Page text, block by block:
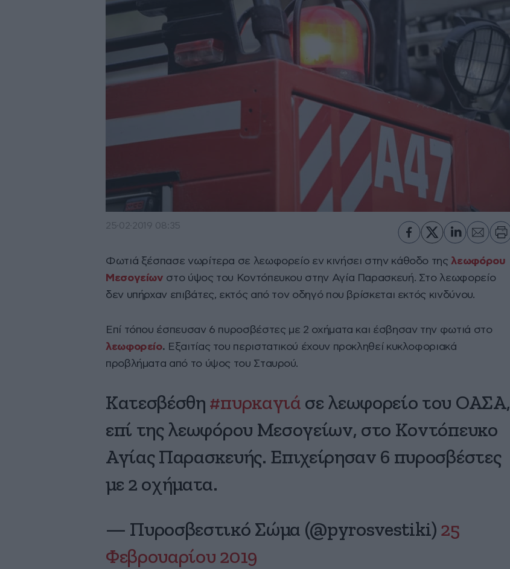
25·02·2019 08:35
Φωτιά ξέσπασε νωρίτερα σε λεωφορείο εν κινήσει στην κάθοδο τηςλεωφόρου
Μεσογείων στο ύψος του Κοντόπευκου στην Αγία Παρασκευή. Στο λεωφορείο
δεν υπήρχαν επιβάτες, εκτός από τον οδηγό που βρίσκεται εκτός κινδύνου.
Επί τόπου έσπευσαν 6 πυροσβέστες με 2 οχήματα και έσβησαν την φωτιά στο
λεωφορείο. Εξαιτίας του περιστατικού έχουν προκληθεί κυκλοφοριακά
προβλήματα από το ύψος του Σταυρού.
Κατεσβέσθη #πυρκαγιά σε λεωφορείο του ΟΑΣΑ,
επί της λεωφόρου Μεσογείων, στο Κοντόπευκο
Αγίας Παρασκευής. Επιχείρησαν 6 πυροσβέστες
με 2 οχήματα.
— Πυροσβεστικό Σώμα (@pyrosvestiki) 25
Φεβρουαρίου 2019